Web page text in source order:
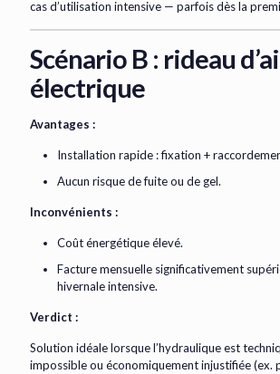
cas d’utilisation intensive — parfois dès la
Scénario B : rideau
électrique
Avantages :
Installation rapide : fixation +
Aucun risque de fuite ou de gel.
Inconvénients :
Coût énergétique élevé.
Facture mensuelle significativement
hivernale intensive.
Verdict :
Solution idéale lorsque l’hydraulique est
impossible ou économiquement injustifiée (ex.